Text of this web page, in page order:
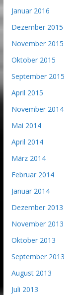
Januar 2016
Dezember 2015
November 2015
Oktober 2015
September 2015
April 2015
November 2014
Mai 2014
April 2014
März 2014
Februar 2014
Januar 2014
Dezember 2013
November 2013
Oktober 2013
September 2013
August 2013
Juli 2013